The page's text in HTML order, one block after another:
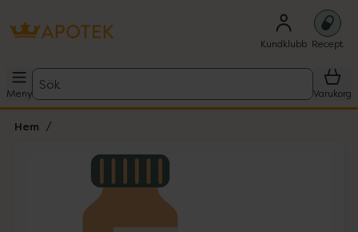
Kundklubb Recept
Meny
Sök
Varukorg
Hem
Lista: . Innehåller 1 objekt.